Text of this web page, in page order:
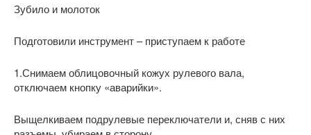
Зубило и молоток
Подготовили инструмент – приступаем к работе
1.Снимаем облицовочный кожух рулевого вала,
отключаем кнопку «аварийки».
Выщелкиваем подрулевые переключатели и, сняв с них